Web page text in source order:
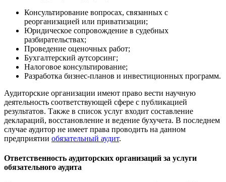
Консультирование вопросах, связанных с
реорганизацией или приватизации;
Юридическое сопровождение в судебных
разбирательствах;
Проведение оценочных работ;
Бухгалтерский аутсорсинг;
Налоговое консультирование;
Разработка бизнес-планов и инвестиционных программ.
Аудиторские организации имеют право вести научную
деятельность соответствующей сфере с публикацией
результатов. Также в список услуг входит составление
деклараций, восстановление и ведение бухучета. В последнем
случае аудитор не имеет права проводить на данном
предприятии обязательный аудит.
Ответственность аудиторских организаций за услуги
обязательного аудита